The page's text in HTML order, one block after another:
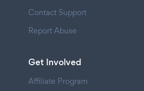
Contact Support
Report Abuse
Get Involved
Affiliate Program